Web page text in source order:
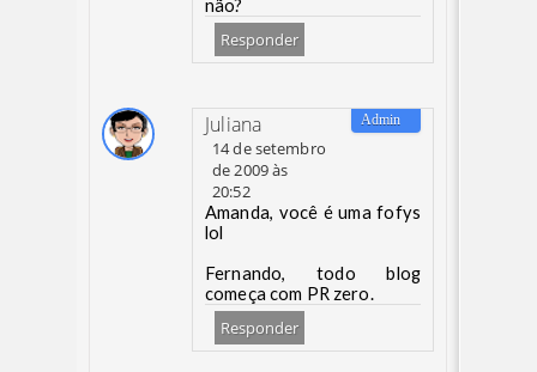
não?
Responder
Juliana
14 de setembro
de 2009 às
20:52
Amanda, você é uma fofys
lol
Fernando, todo blog
começa com PR zero.
Responder